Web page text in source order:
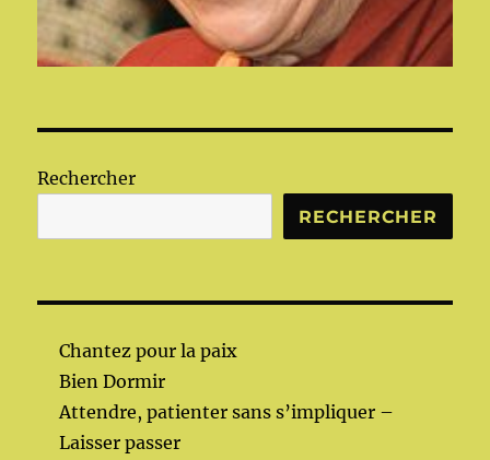
Rechercher
RECHERCHER
Chantez pour la paix
Bien Dormir
Attendre, patienter sans s’impliquer –
Laisser passer